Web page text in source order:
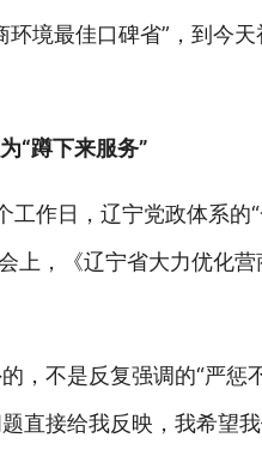
环境最佳口碑省”，到今
“蹲下来服务”
作日，辽宁党政体系的
上，《辽宁省大力优化
，不是反复强调的“严
直接给我反映，我希望